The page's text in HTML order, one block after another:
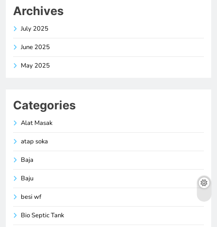
Archives
July 2025
June 2025
May 2025
Categories
Alat Masak
atap soka
Baja
Baju
besi wf
Bio Septic Tank